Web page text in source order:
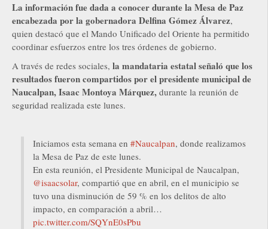
La información fue dada a conocer durante la Mesa de Paz
encabezada por la gobernadora Delfina Gómez Álvarez,
quien destacó que el Mando Unificado del Oriente ha permitido
coordinar esfuerzos entre los tres órdenes de gobierno.
A través de redes sociales, la mandataria estatal señaló que los
resultados fueron compartidos por el presidente municipal de
Naucalpan, Isaac Montoya Márquez, durante la reunión de
seguridad realizada este lunes.
Iniciamos esta semana en #Naucalpan, donde realizamos
la Mesa de Paz de este lunes.
En esta reunión, el Presidente Municipal de Naucalpan,
@isaacsolar, compartió que en abril, en el municipio se
tuvo una disminución de 59 % en los delitos de alto
impacto, en comparación a abril…
pic.twitter.com/SQYnE0sPbu